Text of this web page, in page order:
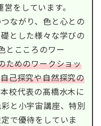
をしています。
ながり、色と心との
とした様々な学びの
とこころのワー
ためのワークショッ
自己探究や自然探究の
校代表の髙橋水木に
と小宇宙講座、特別
で優待をしていま